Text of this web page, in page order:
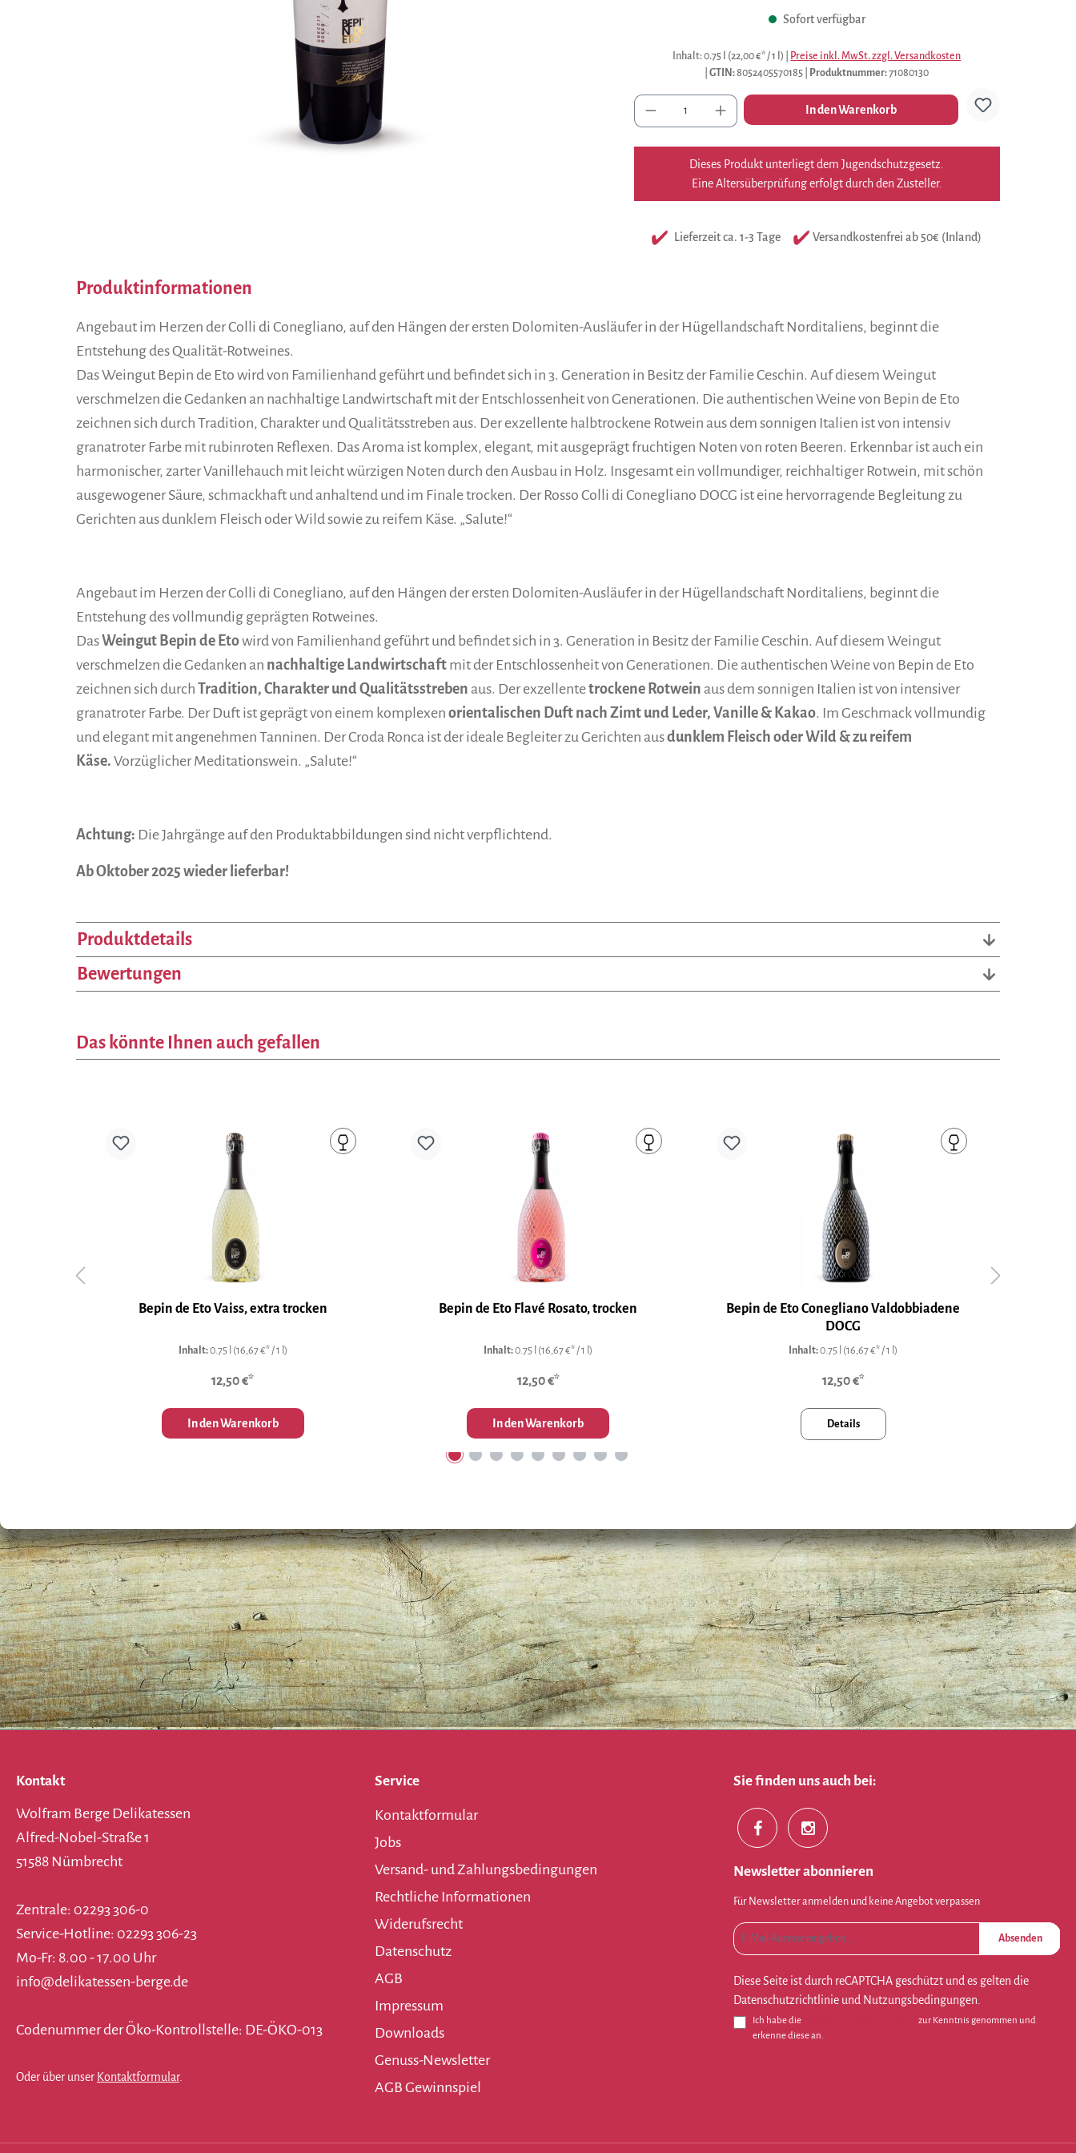
Sofort verfügbar
Inhalt:0.75 l (22,00 €* / 1 l)
Preise inkl. MwSt. zzgl. Versandkosten
|GTIN:8052405570185 Produktnummer:71080130
In den Warenkorb
Dieses Produkt unterliegt dem Jugendschutzgesetz.
Eine Altersüberprüfung erfolgt durch den Zusteller.
Lieferzeit ca. 1-3 Tage Versandkostenfrei ab 50€ (Inland)
Produktinformationen
Angebaut im Herzen der Colli di Conegliano, auf den Hängen der ersten Dolomiten-Ausläufer in der Hügellandschaft Norditaliens, beginnt die
Entstehung des Qualität-Rotweines.
Das Weingut Bepin de Eto wird von Familienhand geführt und befindet sich in 3. Generation in Besitz der Familie Ceschin. Auf diesem Weingut
verschmelzen die Gedanken an nachhaltige Landwirtschaft mit der Entschlossenheit von Generationen. Die authentischen Weine von Bepin de Eto
zeichnen sich durch Tradition, Charakter und Qualitätsstreben aus. Der exzellente halbtrockene Rotwein aus dem sonnigen Italien ist von intensiv
granatroter Farbe mit rubinroten Reflexen. Das Aroma ist komplex, elegant, mit ausgeprägt fruchtigen Noten von roten Beeren. Erkennbar ist auch ein
harmonischer, zarter Vanillehauch mit leicht würzigen Noten durch den Ausbau in Holz. Insgesamt ein vollmundiger, reichhaltiger Rotwein, mit schön
ausgewogener Säure, schmackhaft und anhaltend und im Finale trocken. Der Rosso Colli di Conegliano DOCG ist eine hervorragende Begleitung zu
Gerichten aus dunklem Fleisch oder Wild sowie zu reifem Käse. „Salute!“
Angebaut im Herzen der Colli di Conegliano, auf den Hängen der ersten Dolomiten-Ausläufer in der Hügellandschaft Norditaliens, beginnt die
Entstehung des vollmundig geprägten Rotweines.
DasWeingut Bepin de Etowird von Familienhand geführt und befindet sich in 3. Generation in Besitz der Familie Ceschin. Auf diesem Weingut
verschmelzen die Gedanken an nachhaltige Landwirtschaft mit der Entschlossenheit von Generationen. Die authentischen Weine von Bepin de Eto
zeichnen sich durch Tradition, Charakter und Qualitätsstreben aus. Der exzellentetrockene Rotwein aus dem sonnigen Italien ist von intensiver
granatroter Farbe. Der Duft ist geprägt von einem komplexen orientalischen Duft nach Zimt und Leder, Vanille & Kakao. Im Geschmack vollmundig
und elegant mit angenehmen Tanninen. Der Croda Ronca ist der ideale Begleiter zu Gerichten ausdunklem Fleisch oder Wild & zu reifem
Käse. Vorzüglicher Meditationswein. „Salute!“
Achtung: Die Jahrgänge auf den Produktabbildungen sind nicht verpflichtend.
Ab Oktober 2025 wieder lieferbar!
Produktdetails
Bewertungen
Das könnte Ihnen auch gefallen
Bepin de Eto Vaiss, extra trocken
Inhalt:0.75 l (16,67 €* / 1 l)
12,50 €*
In den Warenkorb
Bepin de Eto Flavé Rosato, trocken
Inhalt:0.75 l (16,67 €* / 1 l)
12,50 €*
In den Warenkorb
Bepin de Eto Conegliano Valdobbiadene
DOCG
Inhalt:0.75 l (16,67 €* / 1 l)
12,50 €*
Details
Kontakt
Wolfram Berge Delikatessen
Alfred-Nobel-Straße 1
51588 Nümbrecht
Zentrale: 02293 306-0
Service-Hotline: 02293 306-23
Mo-Fr: 8.00 - 17.00 Uhr
info@delikatessen-berge.de
Codenummer der Öko-Kontrollstelle: DE-ÖKO-013
Oder über unser Kontaktformular.
Service
Kontaktformular
Jobs
Versand- und Zahlungsbedingungen
Rechtliche Informationen
Widerufsrecht
Datenschutz
AGB
Impressum
Downloads
Genuss-Newsletter
AGB Gewinnspiel
Sie finden uns auch bei:
Newsletter abonnieren
Für Newsletter anmelden und keine Angebot verpassen
Absenden
Diese Seite ist durch reCAPTCHA geschützt und es gelten die
Datenschutzrichtlinie und Nutzungsbedingungen
Ich habe die
zur Kenntnis genommen und
erkenne diese an.